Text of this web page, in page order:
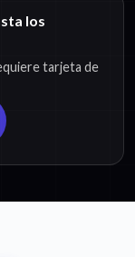
los
tarjeta de